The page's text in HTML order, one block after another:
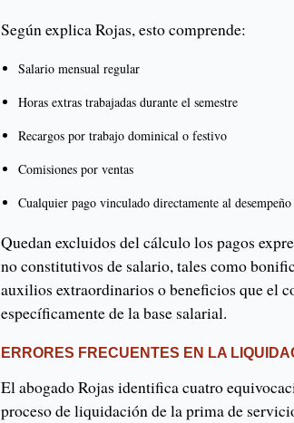
Según explica Rojas, esto comprende:
Salario mensual regular
Horas extras trabajadas durante el semestre
Recargos por trabajo dominical o festivo
Comisiones por ventas
Cualquier pago vinculado directamente al
Quedan excluidos del cálculo los pagos
no constitutivos de salario, tales como
auxilios extraordinarios o beneficios que el
específicamente de la base salarial.
ERRORES FRECUENTES EN LA
El abogado Rojas identifica cuatro
proceso de liquidación de la prima de